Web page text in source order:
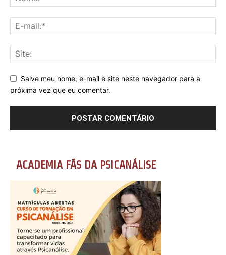
Salve meu nome, e-mail e site neste navegador para a
próxima vez que eu comentar.
ACADEMIA FÃS DA PSICANÁLISE